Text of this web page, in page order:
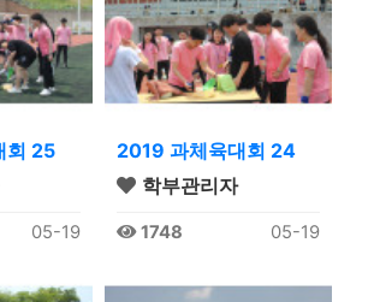
회 25
05-19
2019 과체육대회 24
학부관리자
1748 05-19